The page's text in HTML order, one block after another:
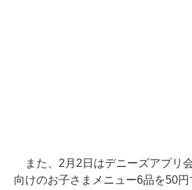
また、2月2日はデニーズアプリ
向けのお子さまメニュー6品を50